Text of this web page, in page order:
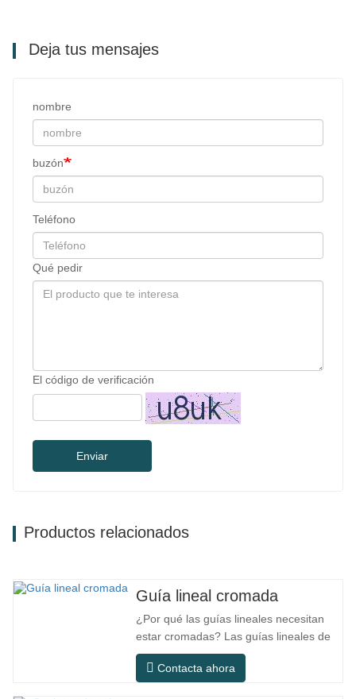
Deja tus mensajes
nombre
buzón
Teléfono
Qué pedir
El código de verificación
Enviar
Productos relacionados
Guía lineal cromada
¿Por qué las guías lineales necesitan
estar cromadas? Las guías lineales de
acero ordinario pueden satisfacer las
necesidades operativas básicas en
Contacta ahora